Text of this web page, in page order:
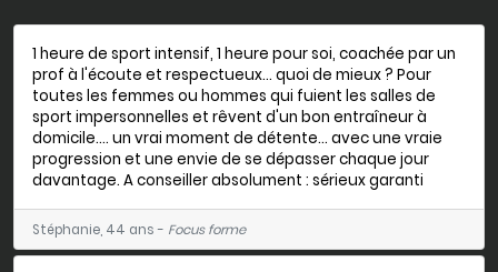
1 heure de sport intensif, 1 heure pour soi, coachée par un
prof à l'écoute et respectueux... quoi de mieux ? Pour
toutes les femmes ou hommes qui fuient les salles de
sport impersonnelles et rêvent d'un bon entraîneur à
domicile.... un vrai moment de détente... avec une vraie
progression et une envie de se dépasser chaque jour
davantage. A conseiller absolument : sérieux garanti
Stéphanie, 44 ans - Focus forme